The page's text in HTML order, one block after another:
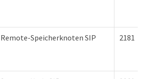
Remote-Speicherknoten SIP 2181